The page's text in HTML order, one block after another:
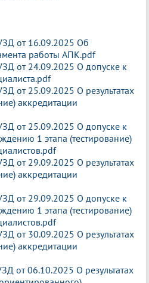
от 16.09.2025 Об
работы АПК.pdf
от 24.09.2025 О допуске к
от 25.09.2025 О результатах
аккредитации
от 25.09.2025 О допуске к
1 этапа (тестирование)
от 29.09.2025 О результатах
аккредитации
от 29.09.2025 О допуске к
1 этапа (тестирование)
от 30.09.2025 О результатах
аккредитации
от 06.10.2025 О результатах